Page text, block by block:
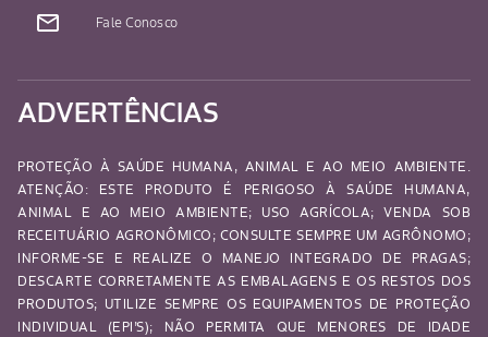
mail_outline Fale Conosco
ADVERTÊNCIAS
PROTEÇÃO À SAÚDE HUMANA, ANIMAL E AO MEIO AMBIENTE.
ATENÇÃO: ESTE PRODUTO É PERIGOSO À SAÚDE HUMANA,
ANIMAL E AO MEIO AMBIENTE; USO AGRÍCOLA; VENDA SOB
RECEITUÁRIO AGRONÔMICO; CONSULTE SEMPRE UM AGRÔNOMO;
INFORME-SE E REALIZE O MANEJO INTEGRADO DE PRAGAS;
DESCARTE CORRETAMENTE AS EMBALAGENS E OS RESTOS DOS
PRODUTOS; UTILIZE SEMPRE OS EQUIPAMENTOS DE PROTEÇÃO
INDIVIDUAL (EPI’S); NÃO PERMITA QUE MENORES DE IDADE